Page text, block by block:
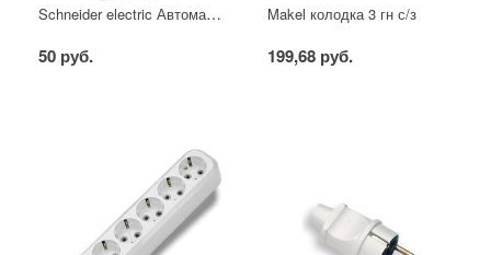
Schneider electric Автоматический выключатель 1/40А
50 руб.
Makel колодка 3 гн с/з
199,68 руб.